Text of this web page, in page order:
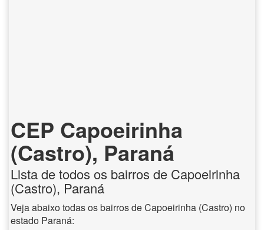
CEP Capoeirinha
(Castro), Paraná
Lista de todos os bairros de Capoeirinha
(Castro), Paraná
Veja abaixo todas os bairros de Capoeirinha (Castro) no
estado Paraná: